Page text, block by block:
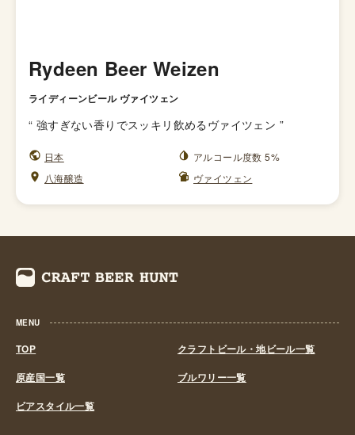
Rydeen Beer Weizen
ライディーンビール ヴァイツェン
“ 強すぎない香りでスッキリ飲めるヴァイツェン ”
日本
アルコール度数 5%
八海醸造
ヴァイツェン
MENU
TOP
クラフトビール・地ビール一覧
原産国一覧
ブルワリー一覧
ビアスタイル一覧